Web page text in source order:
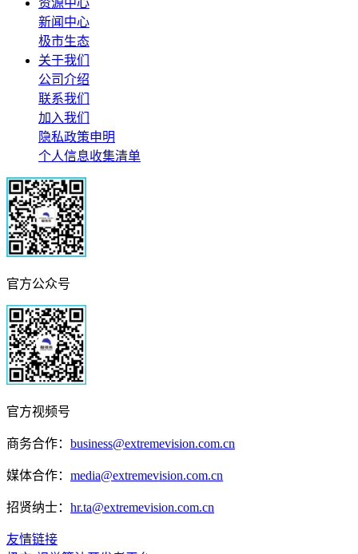
资源中心
新闻中心
极市生态
关于我们
公司介绍
联系我们
加入我们
隐私政策申明
个人信息收集清单
官方公众号
官方视频号
商务合作： business@extremevision.com.cn
媒体合作： media@extremevision.com.cn
招贤纳士： hr.ta@extremevision.com.cn
友情链接